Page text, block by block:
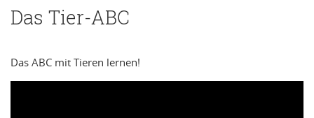
Das Tier-ABC
Das ABC mit Tieren lernen!